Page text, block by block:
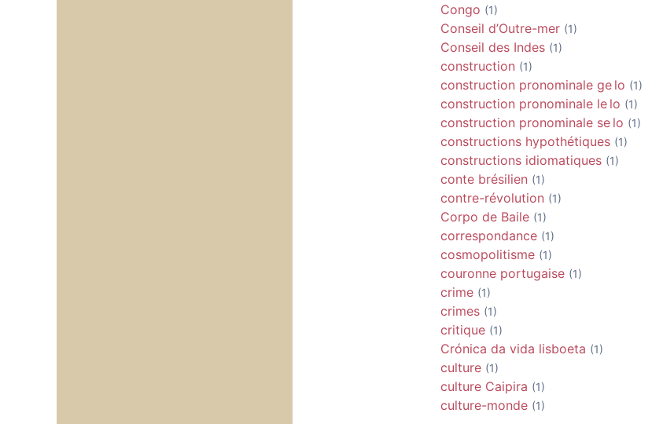
Congo (1)
Conseil d’Outre-mer (1)
Conseil des Indes (1)
construction (1)
construction pronominale ge lo (1)
construction pronominale le lo (1)
construction pronominale se lo (1)
constructions hypothétiques (1)
constructions idiomatiques (1)
conte brésilien (1)
contre-révolution (1)
Corpo de Baile (1)
correspondance (1)
cosmopolitisme (1)
couronne portugaise (1)
crime (1)
crimes (1)
critique (1)
Crónica da vida lisboeta (1)
culture (1)
culture Caipira (1)
culture-monde (1)